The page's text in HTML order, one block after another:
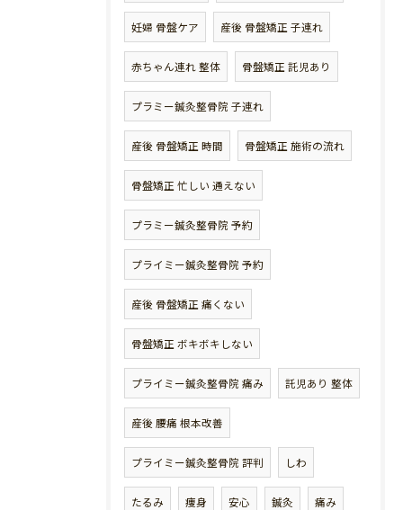
妊婦 骨盤ケア 産後 骨盤矯正 子連れ
赤ちゃん連れ 整体 骨盤矯正 託児あり
プラミー鍼灸整骨院 子連れ
産後 骨盤矯正 時間 骨盤矯正 施術の流れ
骨盤矯正 忙しい 通えない
プラミー鍼灸整骨院 予約
プライミー鍼灸整骨院 予約
産後 骨盤矯正 痛くない
骨盤矯正 ボキボキしない
プライミー鍼灸整骨院 痛み 託児あり 整体
産後 腰痛 根本改善
プライミー鍼灸整骨院 評判 しわ
たるみ 痩身 安心 鍼灸 痛み